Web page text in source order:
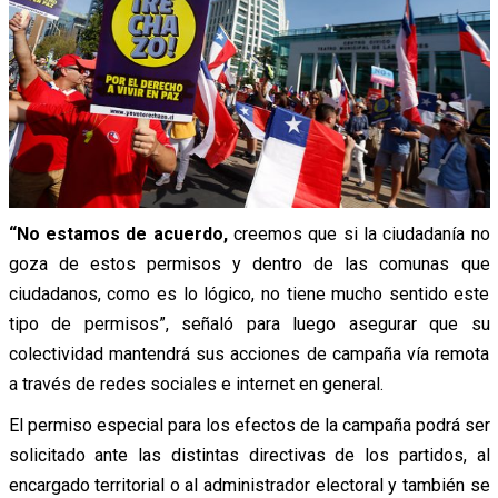
“No estamos de acuerdo, creemos que si la ciudadanía no
goza de estos permisos y dentro de las comunas que
ciudadanos, como es lo lógico, no tiene mucho sentido este
tipo de permisos”, señaló para luego asegurar que su
colectividad mantendrá sus acciones de campaña vía remota
a través de redes sociales e internet en general.
El permiso especial para los efectos de la campaña podrá ser
solicitado ante las distintas directivas de los partidos, al
encargado territorial o al administrador electoral y también se